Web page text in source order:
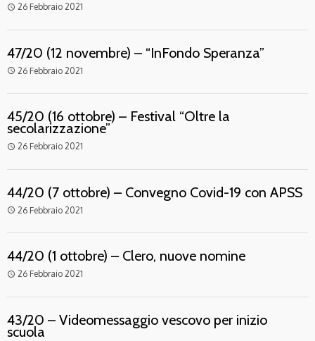
access_time 26 Febbraio 2021
47/20 (12 novembre) – “InFondo Speranza”
access_time 26 Febbraio 2021
45/20 (16 ottobre) – Festival “Oltre la
secolarizzazione”
access_time 26 Febbraio 2021
44/20 (7 ottobre) – Convegno Covid-19 con APSS
access_time 26 Febbraio 2021
44/20 (1 ottobre) – Clero, nuove nomine
access_time 26 Febbraio 2021
43/20 – Videomessaggio vescovo per inizio
scuola